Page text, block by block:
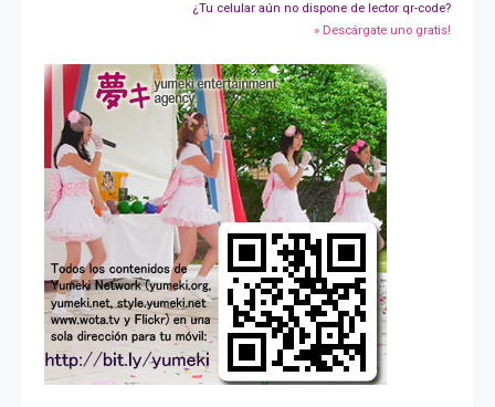
¿Tu celular aún no dispone de lector qr-code?
» Descárgate uno gratis!